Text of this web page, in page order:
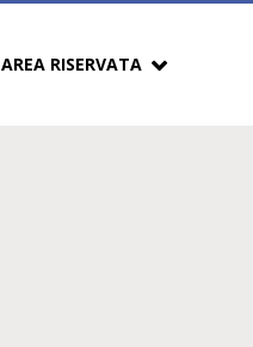
AREA RISERVATA